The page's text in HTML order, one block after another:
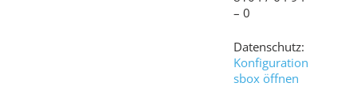
– 0
Datenschutz:
Konfiguration
sbox öffnen